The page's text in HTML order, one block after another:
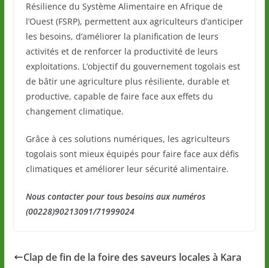
Résilience du Système Alimentaire en Afrique de
l’Ouest (FSRP), permettent aux agriculteurs d’anticiper
les besoins, d’améliorer la planification de leurs
activités et de renforcer la productivité de leurs
exploitations. L’objectif du gouvernement togolais est
de bâtir une agriculture plus résiliente, durable et
productive, capable de faire face aux effets du
changement climatique.
Grâce à ces solutions numériques, les agriculteurs
togolais sont mieux équipés pour faire face aux défis
climatiques et améliorer leur sécurité alimentaire.
Nous contacter pour tous besoins aux numéros
(00228)90213091/71999024
Clap de fin de la foire des saveurs locales à Kara